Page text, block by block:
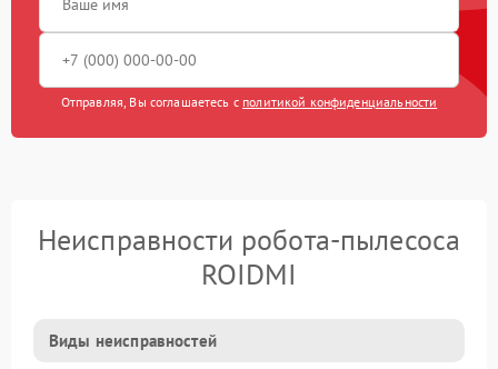
Отправляя, Вы соглашаетесь с политикой конфиденциальности
Неисправности робота-пылесоса
ROIDMI
Виды неисправностей